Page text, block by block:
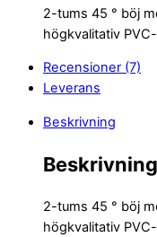
2-tums 45 ° böj
högkvalitativ
Recensioner (7)
Leverans
Beskrivning
Beskrivning
2-tums 45 ° böj
högkvalitativ